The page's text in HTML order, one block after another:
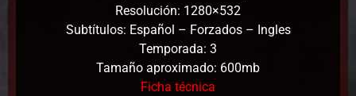
Resolución: 1280×532
Subtítulos: Español – Forzados – Ingles
Temporada: 3
Tamaño aproximado: 600mb
Ficha técnica